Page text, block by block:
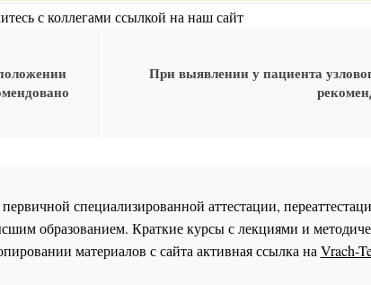
с коллегами ссылкой на наш сайт
При выявлении у пациента
специализированной аттестации,
образованием. Краткие курсы с лекциями и
материалов с сайта активная ссылка наVrach-